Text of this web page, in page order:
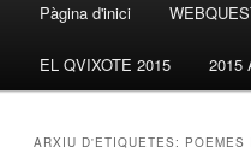
Aneu
al
contingut
Aneu
al
contingut
Pàgina d'inici
EL QVIXOTE 2015 2015
ARXIU D'ETIQUETES: POEMES